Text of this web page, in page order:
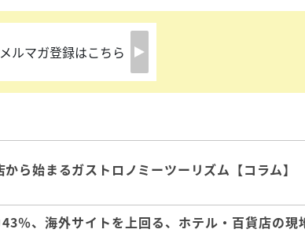
ルマガ登録はこちら
ら始まるガストロノミーツーリズム【コラム】
％、海外サイトを上回る、ホテル・百貨店の現